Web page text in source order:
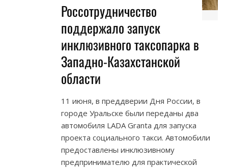
Россотрудничество
поддержало запуск
инклюзивного таксопарка в
Западно-Казахстанской
области
11 июня, в преддверии Дня России, в
городе Уральске были переданы два
автомобиля LADA Granta для запуска
проекта социального такси. Автомобили
предоставлены инклюзивному
предпринимателю для практической